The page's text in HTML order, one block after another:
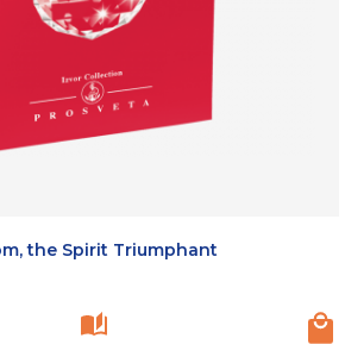
the Spirit Triumphant